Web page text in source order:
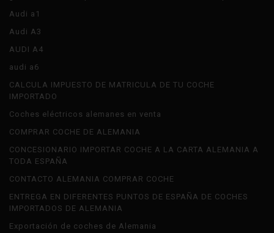
Audi a1
Audi A3
AUDI A4
audi a6
CALCULA IMPUESTO DE MATRICULA DE TU COCHE
IMPORTADO
Coches eléctricos alemanes en venta
COMPRAR COCHE DE ALEMANIA
CONCESIONARIO IMPORTAR COCHE A LA CARTA ALEMANIA A
TODA ESPAÑA
CONTACTO ALEMANIA COMPRAR COCHE
ENTREGA EN DIFERENTES PUNTOS DE ESPAÑA DE COCHES
IMPORTADOS DE ALEMANIA
Exportación de coches de Alemania